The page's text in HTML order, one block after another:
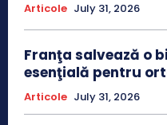
Articole July 31, 2026
Franţa salvează o
esenţială pentru
Articole July 31, 2026